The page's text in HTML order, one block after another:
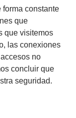
forma constante
que
que visitemos
las conexiones
no
concluir que
seguridad.